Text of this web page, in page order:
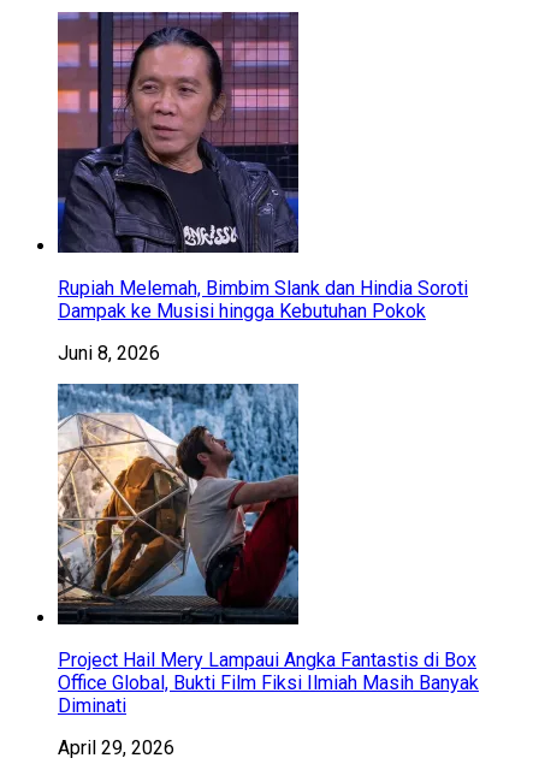
Rupiah Melemah, Bimbim Slank dan Hindia Soroti
Dampak ke Musisi hingga Kebutuhan Pokok
Juni 8, 2026
Project Hail Mery Lampaui Angka Fantastis di Box
Office Global, Bukti Film Fiksi Ilmiah Masih Banyak
Diminati
April 29, 2026